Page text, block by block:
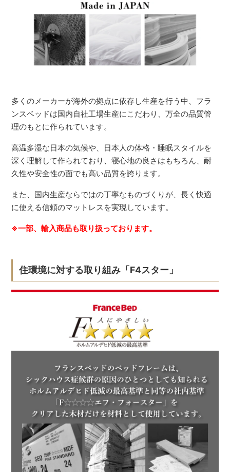
多くのメーカーが海外の拠点に依存し生産を行う中、フラ
ンスベッドは国内自社工場生産にこだわり、万全の品質管
理のもとに作られています。
高温多湿な日本の気候や、日本人の体格・睡眠スタイルを
深く理解して作られており、寝心地の良さはもちろん、耐
久性や安全性の面でも高い品質を誇ります。
また、国内生産ならではの丁寧なものづくりが、長く快適
に使える信頼のマットレスを実現しています。
※一部、輸入商品も取り扱っております。
住環境に対する取り組み「F4スター」